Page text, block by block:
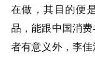
在做，其目的便
品，能跟中国消
者有意义外，李